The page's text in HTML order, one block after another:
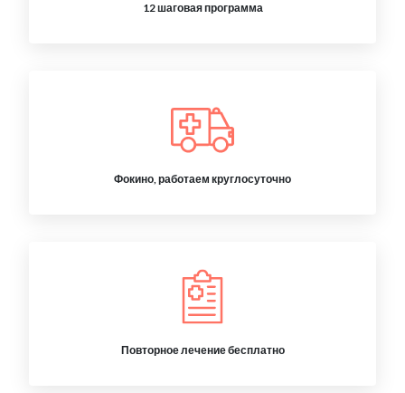
12 шаговая программа
Фокино, работаем круглосуточно
Повторное лечение бесплатно